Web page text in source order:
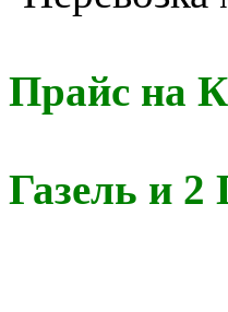
Прайс на
Газель и 2